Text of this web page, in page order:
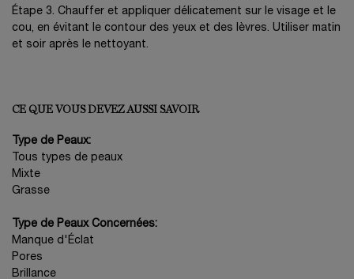
Étape 3. Chauffer et appliquer délicatement sur le visage et le
cou, en évitant le contour des yeux et des lèvres. Utiliser matin
et soir après le nettoyant.
CE QUE VOUS DEVEZ AUSSI SAVOIR
Type de Peaux:
Tous types de peaux
Mixte
Grasse
Type de Peaux Concernées:
Manque d'Éclat
Pores
Brillance